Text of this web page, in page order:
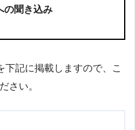
の聞き込み
下記に掲載しますので、こ
さい。